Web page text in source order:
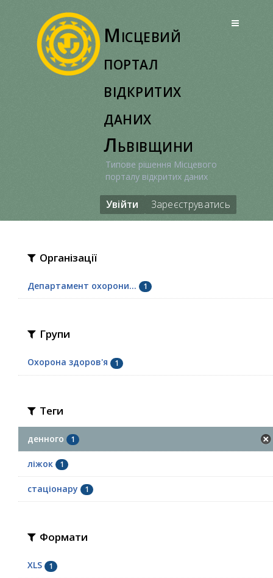
Місцевий
портал
відкритих
даних
Львівщини
Типове рішення Місцевого
порталу відкритих даних
Увійти Зареєструватись
Організації
Департамент охорони... 1
Групи
Охорона здоров'я 1
Теги
денного 1
ліжок 1
стаціонару 1
Формати
XLS 1